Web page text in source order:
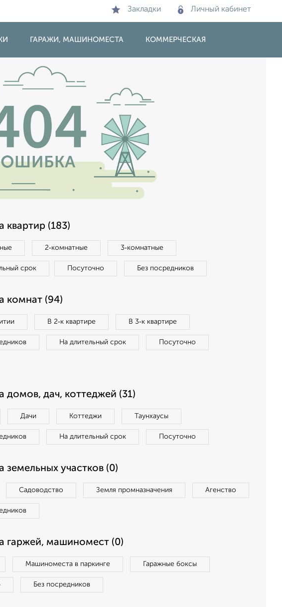
Закладки Личный кабинет
ГАРАЖИ, МАШИНОМЕСТА КОММЕРЧЕСКАЯ
квартир (183)
2‑комнатные 3‑комнатные
срок Посуточно Без посредников
комнат (94)
В 2‑к квартире В 3‑к квартире
На длительный срок Посуточно
домов, дач, коттеджей (31)
Дачи Коттеджи Таунхаусы
На длительный срок Посуточно
земельных участков (0)
Садоводство Земля промназначения Агенство
гаржей, машиномест (0)
Машиноместа в паркинге Гаражные боксы
Без посредников